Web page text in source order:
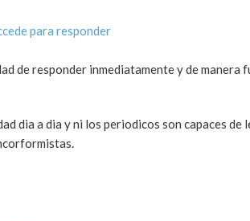
para responder
de responder inmediatamente y de
dia a dia y ni los periodicos son capaces de